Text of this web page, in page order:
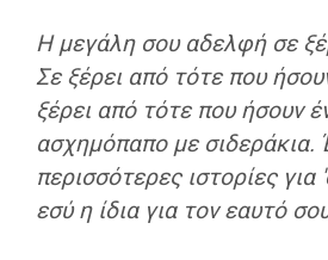
Η μεγάλη σου αδελφή σε
Σε ξέρει από τότε που
ξέρει από τότε που ήσουν
ασχημόπαπο με σιδεράκια.
περισσότερες ιστορίες για
εσύ η ίδια για τον εαυτό